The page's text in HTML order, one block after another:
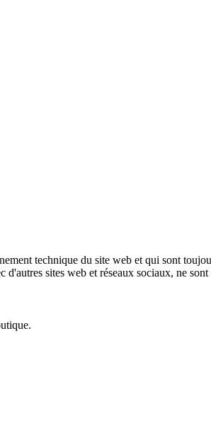
technique du site web et qui sont
sites web et réseaux sociaux, ne